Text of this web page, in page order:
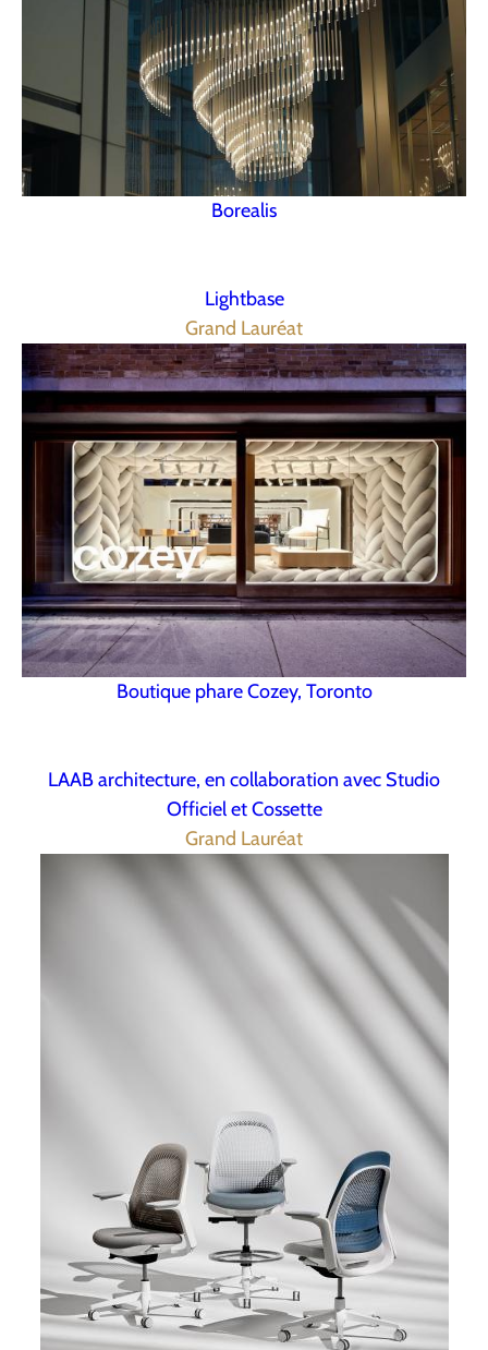
Borealis
Lightbase
Grand Lauréat
Boutique phare Cozey, Toronto
LAAB architecture, en collaboration avec Studio
Officiel et Cossette
Grand Lauréat